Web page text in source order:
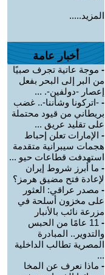
المزيد.....
أخبار عامة
- موجة عاتية تجرف صبيًا
من البر إلى البحر بفعل
إعصار -دولفين-. ...
- -اتركونا وشأننا-.. غضب
بريطاني من قيود محتملة
على تقليد عريق ...
- الإمارات تعلن إحباط
هجمات سيبرانية متقدمة
استهدفت قطاعات حيو ...
- ما أبرز شروط إيران
لإعادة فتح مضيق هرمز؟
- مصدر عراقي: العثور
على مخزون أسلحة في
مزرعة نائب بالأنبار
-
11 عامًا من الحبس
والتدوير.. المبادرة
المصرية تطالب الداخلية
...
- ماذا نعرف عن المخا